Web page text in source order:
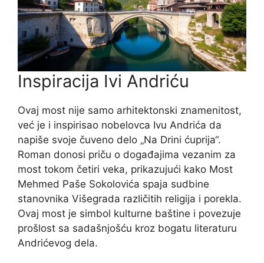
Inspiracija Ivi Andriću
Ovaj most nije samo arhitektonski znamenitost,
već je i inspirisao nobelovca Ivu Andrića da
napiše svoje čuveno delo „Na Drini ćuprija“.
Roman donosi priču o događajima vezanim za
most tokom četiri veka, prikazujući kako Most
Mehmed Paše Sokolovića spaja sudbine
stanovnika Višegrada različitih religija i porekla.
Ovaj most je simbol kulturne baštine i povezuje
prošlost sa sadašnjošću kroz bogatu literaturu
Andrićevog dela.